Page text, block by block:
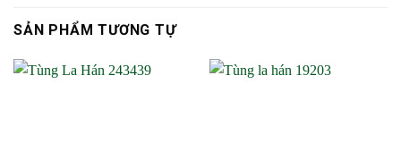
SẢN PHẨM TƯƠNG TỰ